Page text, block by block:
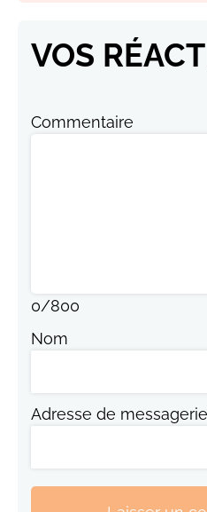
VOS
Commentaire
0/800
Nom
Adresse de messagerie